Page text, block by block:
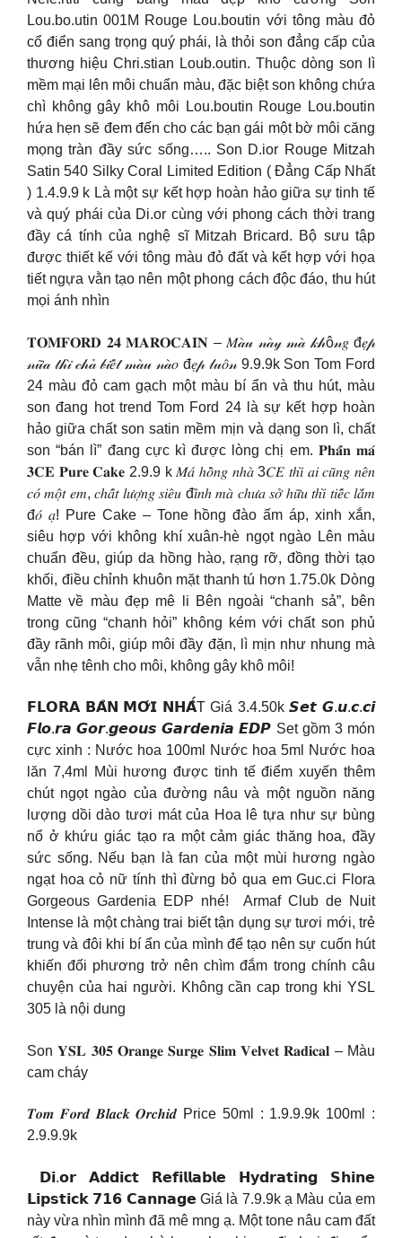
Lou.bo.utin 001M Rouge Lou.boutin với tông màu đỏ
cổ điển sang trọng quý phái, là thỏi son đẳng cấp của
thương hiệu Chri.stian Loub.outin. Thuộc dòng son lì
mềm mại lên môi chuẩn màu, đặc biệt son không chứa
chì không gây khô môi Lou.boutin Rouge Lou.boutin
hứa hẹn sẽ đem đến cho các bạn gái một bờ môi căng
mọng tràn đầy sức sống….. Son D.ior Rouge Mitzah
Satin 540 Silky Coral Limited Edition ( Đẳng Cấp Nhất
) 1.4.9.9 k Là một sự kết hợp hoàn hảo giữa sự tinh tế
và quý phái của Di.or cùng với phong cách thời trang
đầy cá tính của nghệ sĩ Mitzah Bricard. Bộ sưu tập
được thiết kế với tông màu đỏ đất và kết hợp với họa
tiết ngựa vằn tạo nên một phong cách độc đáo, thu hút
mọi ánh nhìn
𝐓𝐎𝐌𝐅𝐎𝐑𝐃 𝟐𝟒 𝐌𝐀𝐑𝐎𝐂𝐀𝐈𝐍 – 𝑀𝒶̀𝓊 𝓃𝒶̀𝓎 𝓂𝒶̀ 𝓀𝒽ô𝓃𝑔 đ𝑒̣𝓅
𝓃𝓊̛̃𝒶 𝓉𝒽𝒾̀ 𝒸𝒽𝒶̉ 𝒷𝒾𝑒̂́𝓉 𝓂𝒶̀𝓊 𝓃𝒶̀𝑜 đ𝑒̣𝓅 𝓁𝓊𝑜̂𝓃 9.9.9k Son Tom Ford
24 màu đỏ cam gạch một màu bí ẩn và thu hút, màu
son đang hot trend Tom Ford 24 là sự kết hợp hoàn
hảo giữa chất son satin mềm mịn và dạng son lì, chất
son “bán lì” đang cực kì được lòng chị em. 𝐏𝐡𝐚̂́𝐧 𝐦𝐚́
𝟑𝐂𝐄 𝐏𝐮𝐫𝐞 𝐂𝐚𝐤𝐞 2.9.9 k 𝑀𝑎́ ℎ𝑜̂̀𝑛𝑔 𝑛ℎ𝑎̀ 3𝐶𝐸 𝑡ℎ𝑖̀ 𝑎𝑖 𝑐𝑢̃𝑛𝑔 𝑛𝑒̂𝑛
𝑐𝑜́ 𝑚𝑜̣̂𝑡 𝑒𝑚, 𝑐ℎ𝑎̂́𝑡 𝑙𝑢̛𝑜̛̣𝑛𝑔 𝑠𝑖𝑒̂𝑢 đ𝑖̉𝑛ℎ 𝑚𝑎̀ 𝑐ℎ𝑢̛𝑎 𝑠𝑜̛̉ ℎ𝑢̛̃𝑢 𝑡ℎ𝑖̀ 𝑡𝑖𝑒̂́𝑐 𝑙𝑎̆́𝑚
đ𝑜́ 𝑎̣! Pure Cake – Tone hồng đào ấm áp, xinh xắn,
siêu hợp với không khí xuân-hè ngọt ngào Lên màu
chuẩn đều, giúp da hồng hào, rạng rỡ, đồng thời tạo
khối, điều chỉnh khuôn mặt thanh tú hơn 1.75.0k Dòng
Matte về màu đẹp mê li Bên ngoài “chanh sả”, bên
trong cũng “chanh hỏi” không kém với chất son phủ
đầy rãnh môi, giúp môi đầy đặn, lì mịn như nhung mà
vẫn nhẹ tênh cho môi, không gây khô môi!
𝗙𝗟𝗢𝗥𝗔 𝗕𝗔̉𝗡 𝗠𝗢̛́𝗜 𝗡𝗛𝗔̂́T Giá 3.4.50k 𝙎𝙚𝙩 𝙂.𝙪.𝙘.𝙘𝙞
𝙁𝙡𝙤.𝙧𝙖 𝙂𝙤𝙧.𝙜𝙚𝙤𝙪𝙨 𝙂𝙖𝙧𝙙𝙚𝙣𝙞𝙖 𝙀𝘿𝙋 Set gồm 3 món
cực xinh : Nước hoa 100ml Nước hoa 5ml Nước hoa
lăn 7,4ml Mùi hương được tinh tế điểm xuyến thêm
chút ngọt ngào của đường nâu và một nguồn năng
lượng dồi dào tươi mát của Hoa lê tựa như sự bùng
nổ ở khứu giác tạo ra một cảm giác thăng hoa, đầy
sức sống. Nếu bạn là fan của một mùi hương ngào
ngạt hoa cỏ nữ tính thì đừng bỏ qua em Guc.ci Flora
Gorgeous Gardenia EDP nhé!
Armaf Club de Nuit
Intense là một chàng trai biết tận dụng sự tươi mới, trẻ
trung và đôi khi bí ẩn của mình để tạo nên sự cuốn hút
khiến đối phương trở nên chìm đắm trong chính câu
chuyện của hai người. Không cần cap trong khi YSL
305 là nội dung
Son 𝐘𝐒𝐋 𝟑𝟎𝟓 𝐎𝐫𝐚𝐧𝐠𝐞 𝐒𝐮𝐫𝐠𝐞 𝐒𝐥𝐢𝐦 𝐕𝐞𝐥𝐯𝐞𝐭 𝐑𝐚𝐝𝐢𝐜𝐚𝐥 – Màu
cam cháy
𝑻𝒐𝒎 𝑭𝒐𝒓𝒅 𝑩𝒍𝒂𝒄𝒌 𝑶𝒓𝒄𝒉𝒊𝒅 Price 50ml : 1.9.9.9k 100ml :
2.9.9.9k
𝗗𝗶.𝗼𝗿 𝗔𝗱𝗱𝗶𝗰𝘁 𝗥𝗲𝗳𝗶𝗹𝗹𝗮𝗯𝗹𝗲 𝗛𝘆𝗱𝗿𝗮𝘁𝗶𝗻𝗴 𝗦𝗵𝗶𝗻𝗲
𝗟𝗶𝗽𝘀𝘁𝗶𝗰𝗸 𝟳𝟭𝟲 𝗖𝗮𝗻𝗻𝗮𝗴𝗲 Giá là 7.9.9k ạ Màu của em
này vừa nhìn mình đã mê mng ạ. Một tone nâu cam đất